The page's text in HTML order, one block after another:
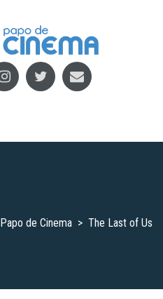
Papo de Cinema > The Last of Us